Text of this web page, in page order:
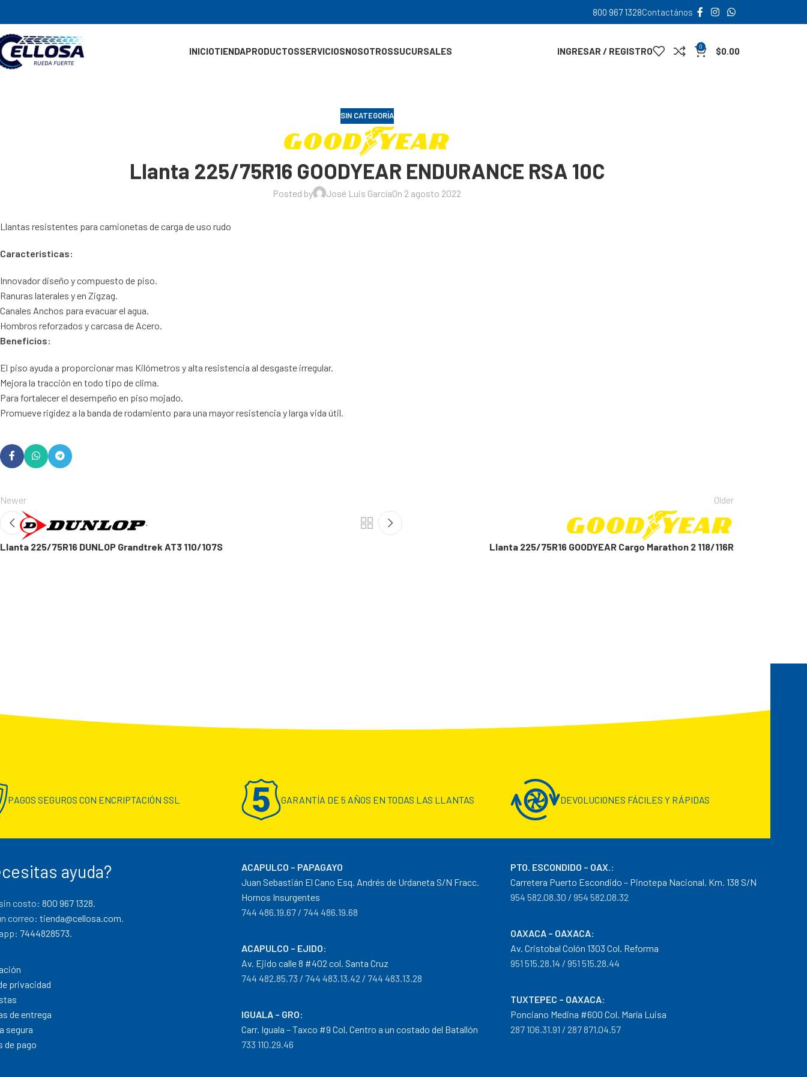
800 967 1328Contactános
INICIOTIENDAPRODUCTOSSERVICIOSNOSOTROSSUCURSALES INGRESAR / REGISTRO 0 $0.00
SIN CATEGORÍA
Llanta 225/75R16 GOODYEAR ENDURANCE RSA 10C
Posted by José Luis GarcíaOn 2 agosto 2022
Llantas resistentes para camionetas de carga de uso rudo
Caracteristicas:
Innovador diseño y compuesto de piso.
Ranuras laterales y en Zigzag.
Canales Anchos para evacuar el agua.
Hombros reforzados y carcasa de Acero.
Beneficios:
El piso ayuda a proporcionar mas Kilómetros y alta resistencia al desgaste irregular.
Mejora la tracción en todo tipo de clima.
Para fortalecer el desempeño en piso mojado.
Promueve rigidez a la banda de rodamiento para una mayor resistencia y larga vida útil.
Newer
Llanta 225/75R16 DUNLOP Grandtrek AT3 110/107S
Older
Llanta 225/75R16 GOODYEAR Cargo Marathon 2 118/116R
PAGOS SEGUROS CON ENCRIPTACIÓN SSL GARANTÍA DE 5 AÑOS EN TODAS LAS LLANTAS DEVOLUCIONES FÁCILES Y RÁPIDAS
ayuda?
costo:800 967 1328.
correo:tienda@cellosa.com.
7444828573.
privacidad
de entrega
segura
de pago
ACAPULCO – PAPAGAYO
Juan Sebastián El Cano Esq. Andrés de Urdaneta S/N Fracc.
Hornos Insurgentes
744 486.19.67 / 744 486.19.68
ACAPULCO – EJIDO:
Av. Ejido calle 8 #402 col. Santa Cruz
744 482.85.73 / 744 483.13.42 / 744 483.13.28
IGUALA – GRO:
Carr. Iguala – Taxco #9 Col. Centro a un costado del Batallón
733 110.29.46
PTO. ESCONDIDO – OAX.:
Carretera Puerto Escondido – Pinotepa Nacional. Km. 138 S/N
954 582.08.30 / 954 582.08.32
OAXACA – OAXACA:
Av. Cristobal Colón 1303 Col. Reforma
951 515.28.14 / 951 515.28.44
TUXTEPEC – OAXACA:
Ponciano Medina #600 Col. María Luisa
287 106.31.91 / 287 871.04.57